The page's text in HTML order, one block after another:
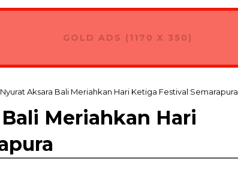
GOLD ADS (1170 X 350)
Aksara Bali Meriahkan Hari Ketiga Festival Semarapura
Meriahkan Hari